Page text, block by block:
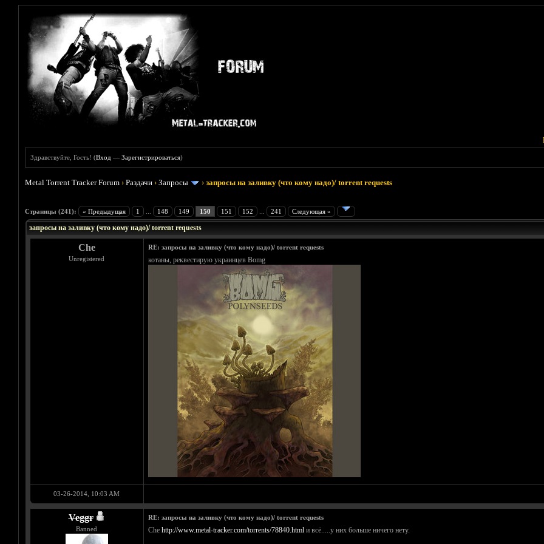
Здравствуйте, Гость! (Вход —Зарегистрироваться)
Metal Torrent Tracker Forum ›Раздачи ›Запросы ›запросы на заливку (что кому надо)/ torrent requests
Страницы (241): « Предыдущая 1 148 149 150 151 152 241 Следующая »
Голосов: 33 - Средняя оценка: 3.45
1
2
3
4
5
запросы на заливку (что кому надо)/ torrent requests
Che
Unregistered
RE: запросы на заливку (что кому надо)/ torrent requests
котаны, реквестирую украинцев Bomg
03-26-2014, 10:03 AM
Veggr
Banned
RE: запросы на заливку (что кому надо)/ torrent requests
Che http://www.metal-tracker.com/torrents/78840.htmlи всё.....у них больше ничего нету.